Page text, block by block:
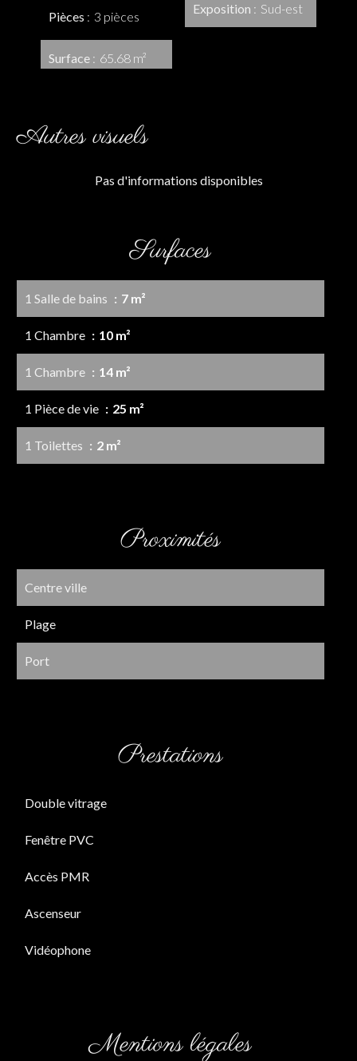
Pièces 3 pièces
Surface 65.68 m²
Exposition Sud-est
Autres visuels
Pas d'informations disponibles
Surfaces
1 Salle de bains 7 m²
1 Chambre 10 m²
1 Chambre 14 m²
1 Pièce de vie 25 m²
1 Toilettes 2 m²
Proximités
Centre ville
Plage
Port
Prestations
Double vitrage
Fenêtre PVC
Accès PMR
Ascenseur
Vidéophone
Mentions légales